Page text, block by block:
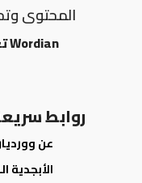
المحتوى
Wordian تعمل عن بعد 100٪ بفخر.
روابط
عن
الأبجدية